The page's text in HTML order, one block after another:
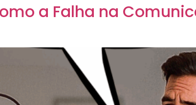
a Falha na